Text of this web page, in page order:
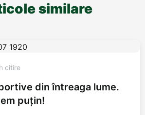
similare
citire
din întreaga lume.
puțin!